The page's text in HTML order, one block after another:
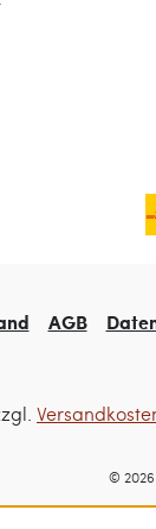
AGB
©